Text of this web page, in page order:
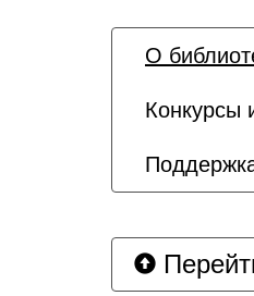
О
Конкурсы